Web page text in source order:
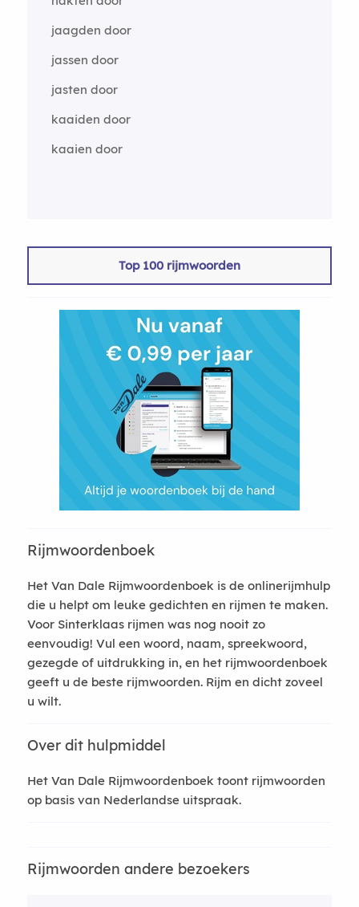
jaagden door
jassen door
jasten door
kaaiden door
kaaien door
Top 100 rijmwoorden
Rijmwoordenboek
Het Van Dale Rijmwoordenboek is de onlinerijmhulp
die u helpt om leuke gedichten en rijmen te maken.
Voor Sinterklaas rijmen was nog nooit zo
eenvoudig! Vul een woord, naam, spreekwoord,
gezegde of uitdrukking in, en het rijmwoordenboek
geeft u de beste rijmwoorden. Rijm en dicht zoveel
u wilt.
Over dit hulpmiddel
Het Van Dale Rijmwoordenboek toont rijmwoorden
op basis van Nederlandse uitspraak.
Rijmwoorden andere bezoekers